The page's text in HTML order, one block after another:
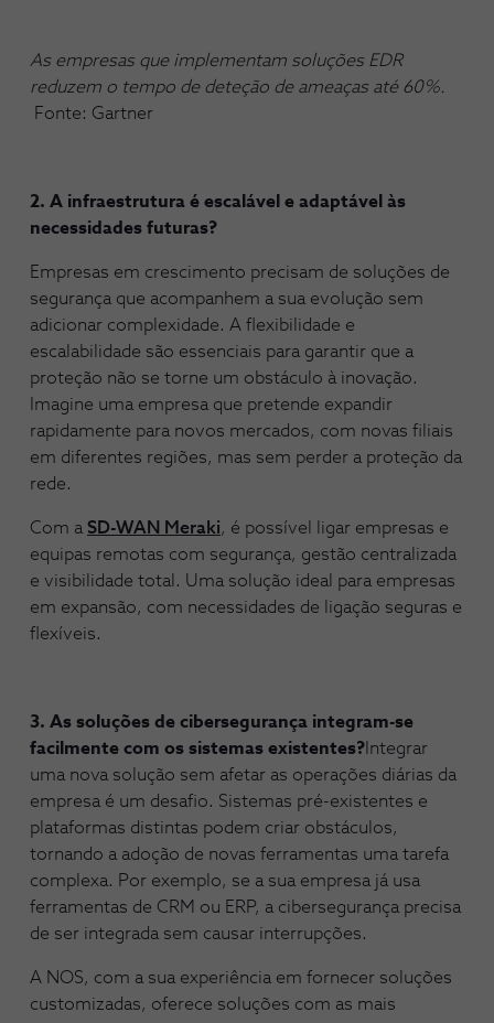
As empresas que implementam soluções EDR
reduzem o tempo de deteção de ameaças até 60%.
Fonte: Gartner
2. A infraestrutura é escalável e adaptável às
necessidades futuras?
Empresas em crescimento precisam de soluções de
segurança que acompanhem a sua evolução sem
adicionar complexidade. A flexibilidade e
escalabilidade são essenciais para garantir que a
proteção não se torne um obstáculo à inovação.
Imagine uma empresa que pretende expandir
rapidamente para novos mercados, com novas filiais
em diferentes regiões, mas sem perder a proteção da
rede.
Com a SD-WAN Meraki, é possível ligar empresas e
equipas remotas com segurança, gestão centralizada
e visibilidade total. Uma solução ideal para empresas
em expansão, com necessidades de ligação seguras e
flexíveis.
3. As soluções de cibersegurança integram-se
facilmente com os sistemas existentes? Integrar
uma nova solução sem afetar as operações diárias da
empresa é um desafio. Sistemas pré-existentes e
plataformas distintas podem criar obstáculos,
tornando a adoção de novas ferramentas uma tarefa
complexa. Por exemplo, se a sua empresa já usa
ferramentas de CRM ou ERP, a cibersegurança precisa
de ser integrada sem causar interrupções.
A NOS, com a sua experiência em fornecer soluções
customizadas, oferece soluções com as mais